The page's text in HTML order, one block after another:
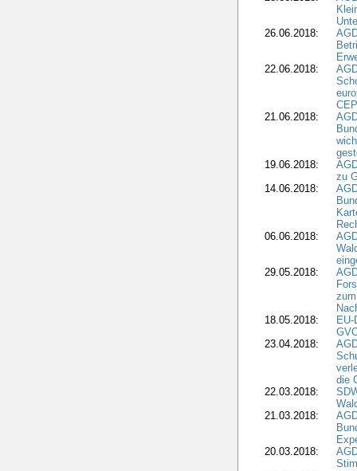
26.06.2018:
22.06.2018:
21.06.2018:
19.06.2018:
zu
14.06.2018:
06.06.2018:
29.05.2018:
18.05.2018:
23.04.2018:
die
22.03.2018:
21.03.2018:
20.03.2018: